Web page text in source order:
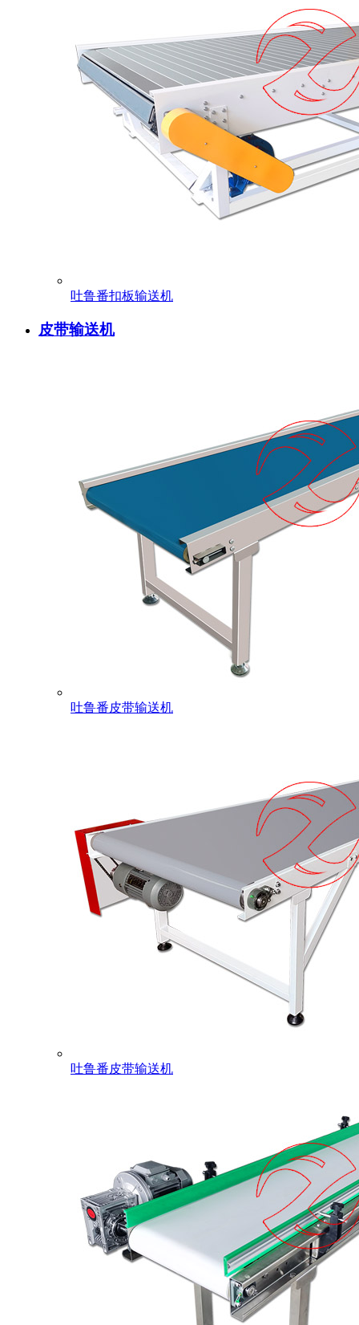
吐鲁番扣板输送机
皮带输送机
吐鲁番皮带输送机
吐鲁番皮带输送机